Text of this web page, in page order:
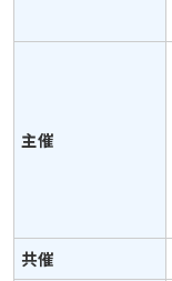
主催
共催